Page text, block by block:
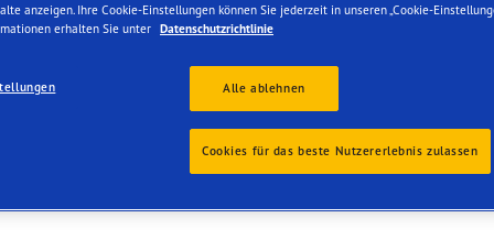
Sie einen Platten
Blimp UltraGrip
anzeigen. Ihre Cookie-Einstellungen können Sie jederzeit in unseren „Cookie-
erhalten Sie unter Datenschutzrichtlinie
Alle ablehnen
Cookies für das beste Nutzererlebnis zulassen